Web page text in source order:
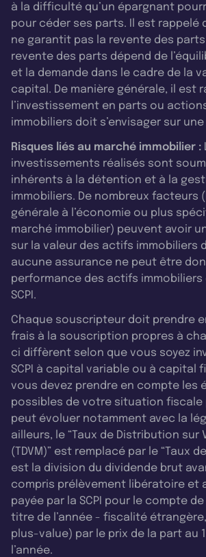
à la difficulté qu’un épargnant
pour céder ses parts. Il est rappelé
ne garantit pas la revente des parts
revente des parts dépend de
et la demande dans le cadre de la
capital. De manière générale, il est
l’investissement en parts ou
immobiliers doit s’envisager sur
Risques liés au marché immobilier :
investissements réalisés sont
inhérents à la détention et à la
immobiliers. De nombreux facteurs
générale à l’économie ou plus
marché immobilier) peuvent avoir
sur la valeur des actifs immobiliers
aucune assurance ne peut être
performance des actifs immobiliers
SCPI.
Chaque souscripteur doit prendre
frais à la souscription propres à
ci diffèrent selon que vous soyez
SCPI à capital variable ou à capital
vous devez prendre en compte les
possibles de votre situation fiscale
peut évoluer notamment avec la
ailleurs, le “Taux de Distribution sur
(TDVM)” est remplacé par le “Taux
est la division du dividende brut
compris prélèvement libératoire et
payée par la SCPI pour le compte de
titre de l’année - fiscalité
plus-value) par le prix de la part au
l’année.